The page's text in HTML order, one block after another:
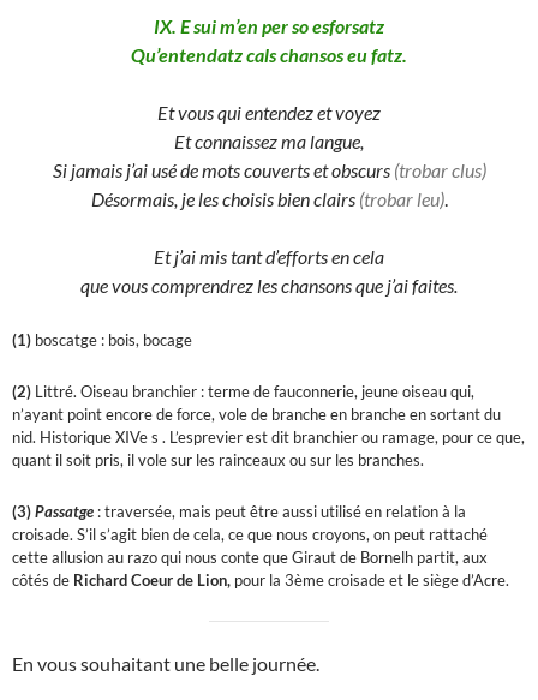
IX. E sui m’en per so esforsatz
Qu’entendatz cals chansos eu fatz.
Et vous qui entendez et voyez
Et connaissez ma langue,
Si jamais j’ai usé de mots couverts et obscurs (trobar clus)
Désormais, je les choisis bien clairs (trobar leu).
Et j’ai mis tant d’efforts en cela
que vous comprendrez les chansons que j’ai faites.
(1) boscatge : bois, bocage
(2) Littré. Oiseau branchier : terme de fauconnerie, jeune oiseau qui,
n’ayant point encore de force, vole de branche en branche en sortant du
nid. Historique XIVe s . L’esprevier est dit branchier ou ramage, pour ce que,
quant il soit pris, il vole sur les rainceaux ou sur les branches.
(3)Passatge : traversée, mais peut être aussi utilisé en relation à la
croisade. S’il s’agit bien de cela, ce que nous croyons, on peut rattaché
cette allusion au razo qui nous conte que Giraut de Bornelh partit, aux
côtés de Richard Coeur de Lion, pour la 3ème croisade et le siège d’Acre.
En vous souhaitant une belle journée.